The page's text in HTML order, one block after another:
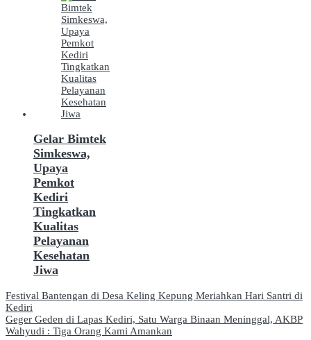
Gelar Bimtek
Simkeswa,
Upaya
Pemkot
Kediri
Tingkatkan
Kualitas
Pelayanan
Kesehatan
Jiwa
Navigasi
pos
Festival Bantengan di Desa Keling Kepung Meriahkan Hari Santri di
Kediri
Geger Geden di Lapas Kediri, Satu Warga Binaan Meninggal, AKBP
Wahyudi : Tiga Orang Kami Amankan